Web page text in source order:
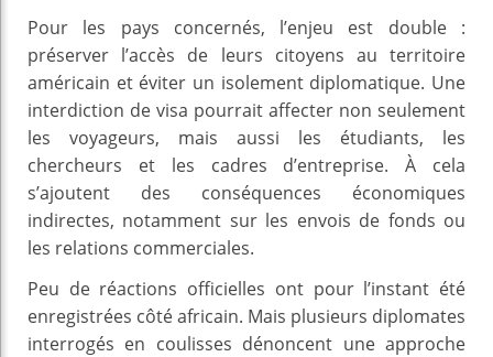
Pour les pays concernés, l’enjeu est double :
préserver l’accès de leurs citoyens au territoire
américain et éviter un isolement diplomatique. Une
interdiction de visa pourrait affecter non seulement
les voyageurs, mais aussi les étudiants, les
chercheurs et les cadres d’entreprise. À cela
s’ajoutent des conséquences économiques
indirectes, notamment sur les envois de fonds ou
les relations commerciales.
Peu de réactions officielles ont pour l’instant été
enregistrées côté africain. Mais plusieurs diplomates
interrogés en coulisses dénoncent une approche